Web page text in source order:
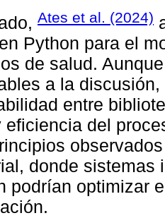
Ates et al. (2024)
Python para el
de salud.
a la
entre
eficiencia del
donde sistemas
podrían optimizar